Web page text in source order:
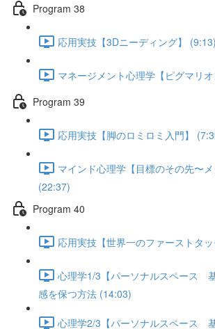
Program 38
応用実技【3Dニーディング】 (9:13)
マネージメント心理学【ピグマリ
Program 39
応用実技【脚のロミロミ入門】
マインド心理学【目標のその先〜メ
(22:37)
Program 40
応用実技【世界一のファーストタ
心理学1/3【パーソナルスペース
感を保つ方法 (14:03)
心理学2/3【パーソナルスペース